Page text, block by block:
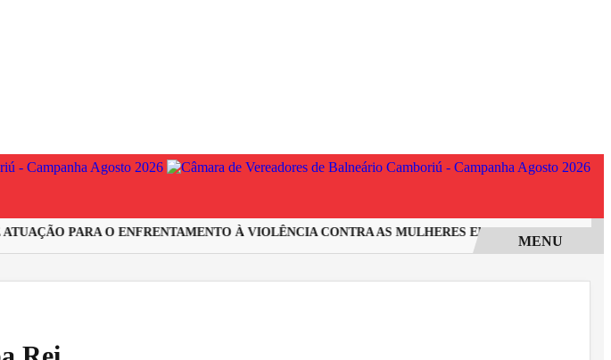
PARA O ENFRENTAMENTO À VIOLÊNCIA CONTRA AS MULHERES EM SANTA CATARINA
MENU